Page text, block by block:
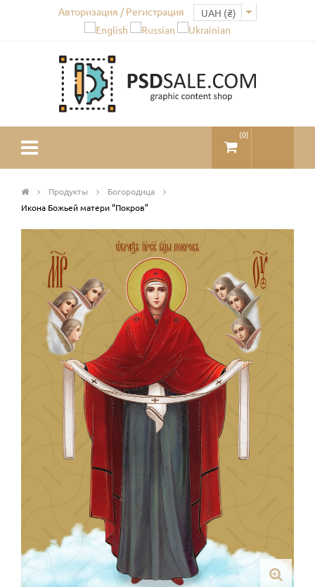
Авторизация / Регистрация
(0)
Продукты
Богородица
Икона Божьей матери “Покров”